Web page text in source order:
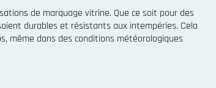
de marquage vitrine. Que ce soit pour des
durables et résistants aux intempéries. Cela
dans des conditions météorologiques